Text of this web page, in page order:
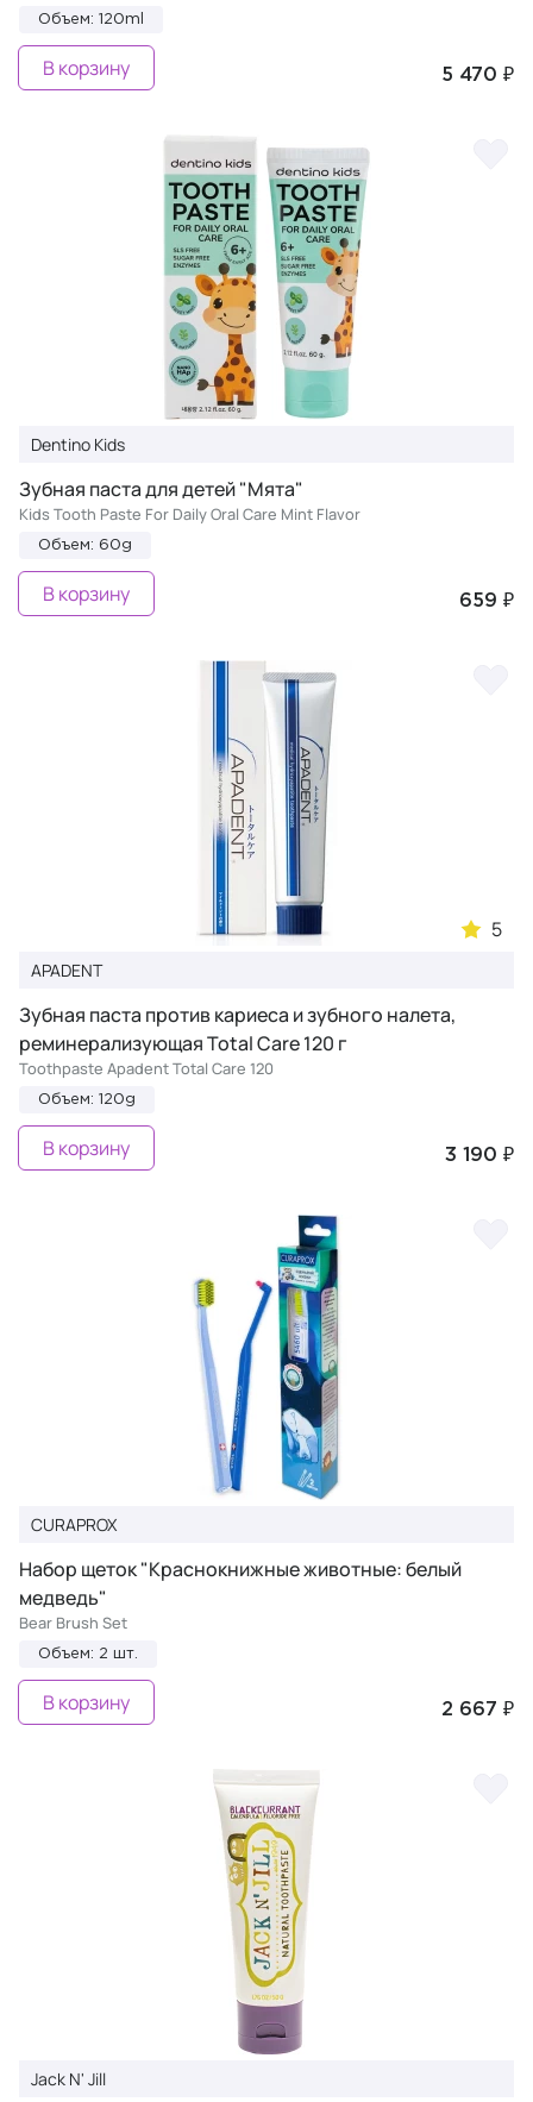
Объем: 120ml
5 470 ₽
В корзину
Dentino Kids
Зубная паста для детей "Мята"
Kids Tooth Paste For Daily Oral Care Mint Flavor
Объем: 60g
659 ₽
В корзину
5
APADENT
Зубная паста против кариеса и зубного налета,
реминерализующая Total Care 120 г
Toothpaste Apadent Total Care 120
Объем: 120g
3 190 ₽
В корзину
CURAPROX
Набор щеток "Краснокнижные животные: белый
медведь"
Bear Brush Set
Объем: 2 шт.
2 667 ₽
В корзину
Jack N' Jill